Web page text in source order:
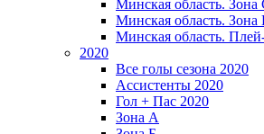
Минская область. Зона
Минская область.
Минская область.
2020
Все голы сезона 2020
Ассистенты 2020
Гол + Пас 2020
Зона А